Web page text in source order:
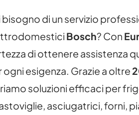
bisogno di un servizio
Bosch? Con
di ottenere assistenza
ogni esigenza. Grazie a oltre
soluzioni efficaci per
asciugatrici, forni,